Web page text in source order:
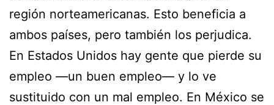
región norteamericanas. Esto beneficia a
ambos países, pero también los perjudica.
En Estados Unidos hay gente que pierde su
empleo —un buen empleo— y lo ve
sustituido con un mal empleo. En México se